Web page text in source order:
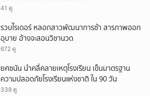
41 ดู
รวบไรเดอร์ หลอกสาวพัฒนาการช้า สารภาพออก
อุบาย อ้างจะสอนวิชานวด
672 ดู
ยศชนัน นำคลี่คลายเหตุโรงเรียน เข็นมาตรฐาน
ความปลอดภัยโรงเรียนแห่งชาติ ใน 90 วัน
338 ดู